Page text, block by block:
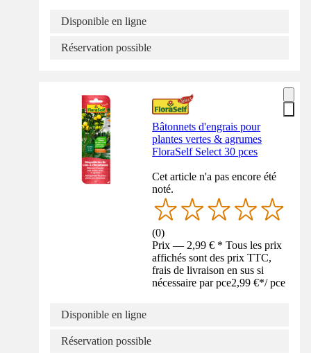
Disponible en ligne
Réservation possible
Bâtonnets d'engrais pour
plantes vertes & agrumes
FloraSelf Select 30 pces
Cet article n'a pas encore été
noté.
(0)
Prix — 2,99 € * Tous les prix
affichés sont des prix TTC,
frais de livraison en sus si
nécessaire par pce2,99 €*/ pce
Disponible en ligne
Réservation possible